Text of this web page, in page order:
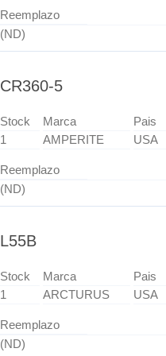
Reemplazo
(ND)
CR360-5
Stock Marca
Pais
1
AMPERITE USA
Reemplazo
(ND)
L55B
Stock Marca
Pais
1
ARCTURUS USA
Reemplazo
(ND)